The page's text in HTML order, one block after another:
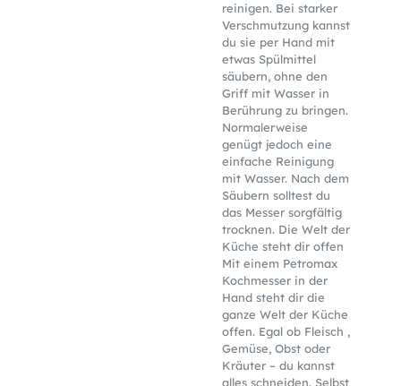
reinigen. Bei starker
Verschmutzung kannst
du sie per Hand mit
etwas Spülmittel
säubern, ohne den
Griff mit Wasser in
Berührung zu bringen.
Normalerweise
genügt jedoch eine
einfache Reinigung
mit Wasser. Nach dem
Säubern solltest du
das Messer sorgfältig
trocknen. Die Welt der
Küche steht dir offen
Mit einem Petromax
Kochmesser in der
Hand steht dir die
ganze Welt der Küche
offen. Egal ob Fleisch ,
Gemüse, Obst oder
Kräuter – du kannst
alles schneiden. Selbst